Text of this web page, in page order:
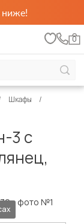
ниже!
0
Шкафы
3 с